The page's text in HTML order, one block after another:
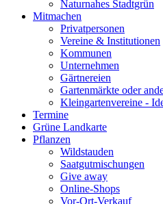
Naturnahes Stadtgrün
Mitmachen
Privatpersonen
Vereine & Institutionen
Kommunen
Unternehmen
Gärtnereien
Gartenmärkte oder
Kleingartenvereine -
Termine
Grüne Landkarte
Pflanzen
Wildstauden
Saatgutmischungen
Give away
Online-Shops
Vor-Ort-Verkauf